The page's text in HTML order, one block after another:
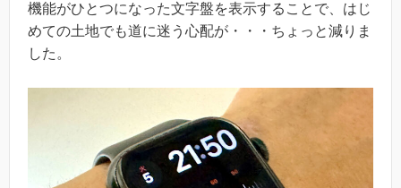
機能がひとつになった文字盤を表示することで、はじ
めての土地でも道に迷う心配が・・・ちょっと減りま
した。